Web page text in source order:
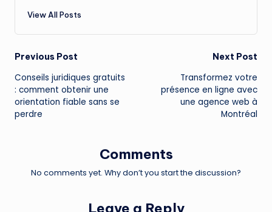
View All Posts
Post
navigation
Previous Post
Conseils juridiques gratuits
: comment obtenir une
orientation fiable sans se
perdre
Next Post
Transformez votre
présence en ligne avec
une agence web à
Montréal
Comments
No comments yet. Why don’t you start the discussion?
Leave a Reply